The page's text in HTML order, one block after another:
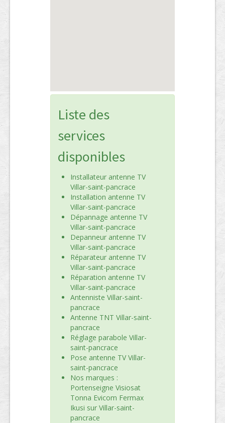
Liste des
services
disponibles
Installateur antenne TV
Villar-saint-pancrace
Installation antenne TV
Villar-saint-pancrace
Dépannage antenne TV
Villar-saint-pancrace
Depanneur antenne TV
Villar-saint-pancrace
Réparateur antenne TV
Villar-saint-pancrace
Réparation antenne TV
Villar-saint-pancrace
Antenniste Villar-saint-
pancrace
Antenne TNT Villar-saint-
pancrace
Réglage parabole Villar-
saint-pancrace
Pose antenne TV Villar-
saint-pancrace
Nos marques :
Portenseigne Visiosat
Tonna Evicom Fermax
Ikusi sur Villar-saint-
pancrace